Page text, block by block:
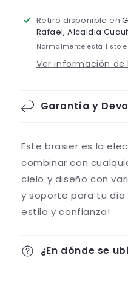
Retiro disponible en
Rafael, Alcaldia
Normalmente está listo
Ver información de
Garantía y
Este brasier es la
combinar con
cielo y diseño con
y soporte para tu día
estilo y confianza!
¿En dónde se